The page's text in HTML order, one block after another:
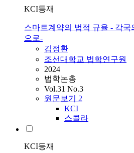
KCI등재
스마트계약의 법적 규율 - 각
으로-
김정환
조선대학교 법학연구원
2024
법학논총
Vol.31 No.3
원문보기 2
KCI
스콜라
KCI등재